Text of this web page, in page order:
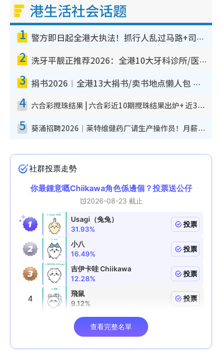
港生活社会话题
1 警方即日起全港大执法！抓行人乱过马路+司机不专注驾驶！乱过马路罚$2000
2 洗牙平靓正推荐2026：全港10大牙科诊所/医院懒人包，夜诊至8点/镇静洁牙/医疗券适用
3 捐书2026︱全港13大捐书/卖书地点懒人包 二手课本最高$150＋旧书换免费咖啡/戏票
4 六合彩搅珠结果 | 六合彩近10期搅珠结果出炉+ 近30期最旺热门中奖号码
5 葵涌招聘2026｜莱特维健药厂请生产操作员！月薪高达$1.7万 冷气厂房/五天工作/保障双粮